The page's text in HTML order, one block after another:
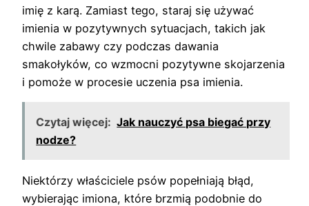
imię z karą. Zamiast tego, staraj się używać
imienia w pozytywnych sytuacjach, takich jak
chwile zabawy czy podczas dawania
smakołyków, co wzmocni pozytywne skojarzenia
i pomoże w procesie uczenia psa imienia.
Czytaj więcej: Jak nauczyć psa biegać przy
nodze?
Niektórzy właściciele psów popełniają błąd,
wybierając imiona, które brzmią podobnie do